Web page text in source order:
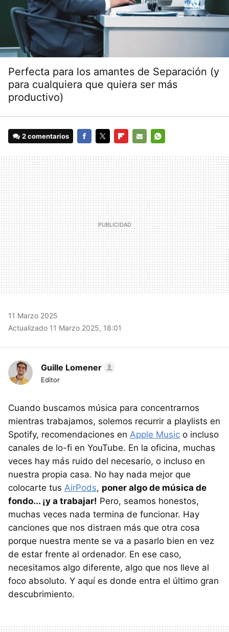
Perfecta para los amantes de Separación (y
para cualquiera que quiera ser más
productivo)
2 comentarios
MAIL
11 Marzo 2025
Actualizado 11 Marzo 2025, 18:01
Guille Lomener
Editor
Cuando buscamos música para concentrarnos
mientras trabajamos, solemos recurrir a playlists en
Spotify, recomendaciones en Apple Music o incluso
canales de lo-fi en YouTube. En la oficina, muchas
veces hay más ruido del necesario, o incluso en
nuestra propia casa. No hay nada mejor que
colocarte tus AirPods, poner algo de música de
fondo... ¡y a trabajar! Pero, seamos honestos,
muchas veces nada termina de funcionar. Hay
canciones que nos distraen más que otra cosa
porque nuestra mente se va a pasarlo bien en vez
de estar frente al ordenador. En ese caso,
necesitamos algo diferente, algo que nos lleve al
foco absoluto. Y aquí es donde entra el último gran
descubrimiento.